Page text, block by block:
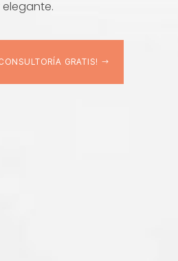
elegante.
GRATIS!